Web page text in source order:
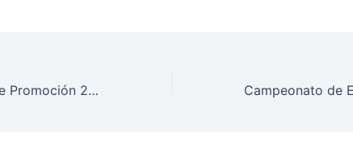
Copa de Madrid de Promoción 2014